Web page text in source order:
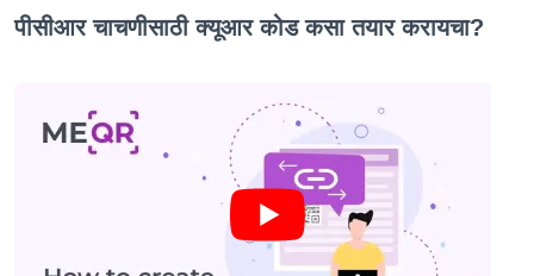
पीसीआर चाचणीसाठी क्यूआर कोड कसा तयार करायचा?